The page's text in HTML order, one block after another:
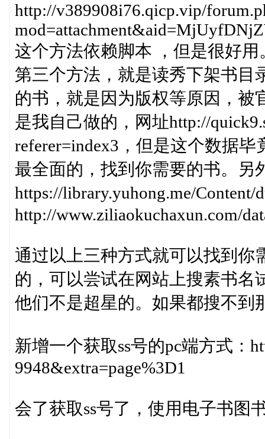
http://v389908i76.qicp.vip/
这个方法依赖脚本 ，但是很好用
第三个方法，就是读秀下架书目
的书，就是因为版权等原因，被
是我自己做的，网址http://
referer=index3，但是这个数据
最全面的，找到你需要的书。另
https://library.yuhong.me/
http://www.ziliaokuchaxun.com/
通过以上三种方式就可以找到你
的，可以尝试在网站上搜素书名
他们不是超星的。如果都搜不到
新增一个获取ss号的pc端方式：
9948&extra=page%3D1
会了获取ss号了，使用电子书图